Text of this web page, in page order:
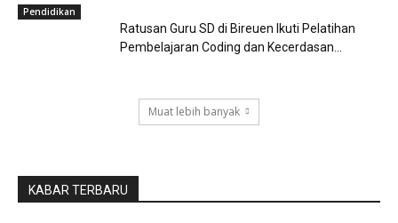
Pendidikan
Ratusan Guru SD di Bireuen Ikuti Pelatihan
Pembelajaran Coding dan Kecerdasan...
Muat lebih banyak
KABAR TERBARU